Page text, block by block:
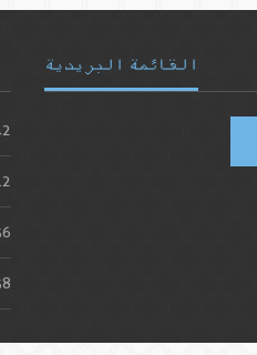
القائمة البريدية